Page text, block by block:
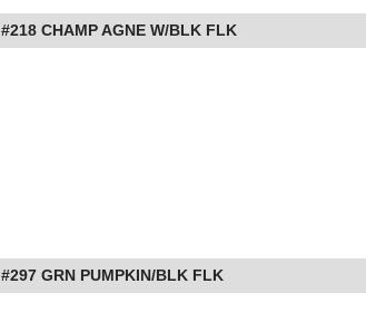
#218 CHAMP AGNE W/BLK FLK
#297 GRN PUMPKIN/BLK FLK